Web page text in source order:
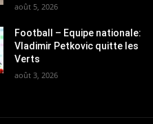
août 5, 2026
Football – Equipe nationale:
Vladimir Petkovic quitte les
Verts
août 3, 2026